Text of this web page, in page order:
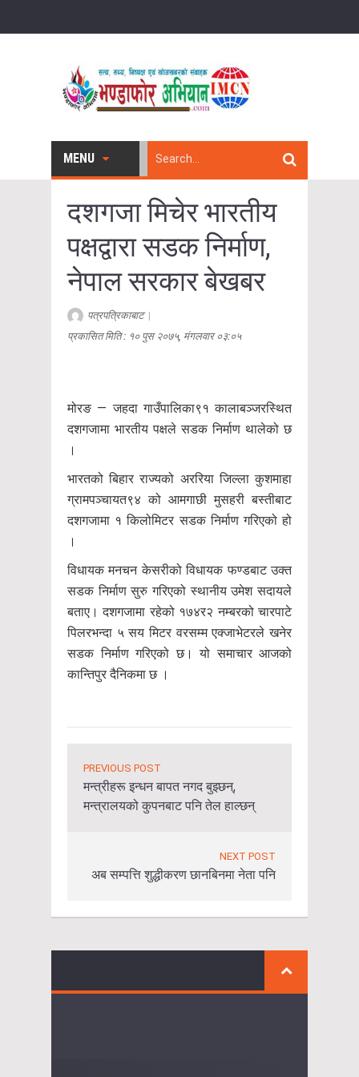
MENU
दशगजा मिचेर भारतीय
पक्षद्वारा सडक निर्माण,
नेपाल सरकार बेखबर
पत्रपत्रिकाबाट|
प्रकासित मिति : १० पुस २०७५, मंगलवार ०३:०५
मोरङ — जहदा गाउँपालिका९१ कालाबञ्जरस्थित
दशगजामा भारतीय पक्षले सडक निर्माण थालेको छ
।
भारतको बिहार राज्यको अररिया जिल्ला कुशमाहा
ग्रामपञ्चायत९४ को आमगाछी मुसहरी बस्तीबाट
दशगजामा १ किलोमिटर सडक निर्माण गरिएको हो
।
विधायक मनचन केसरीको विधायक फण्डबाट उक्त
सडक निर्माण सुरु गरिएको स्थानीय उमेश सदायले
बताए। दशगजामा रहेको १७४र२ नम्बरको चारपाटे
पिलरभन्दा ५ सय मिटर वरसम्म एक्जाभेटरले खनेर
सडक निर्माण गरिएको छ। यो समाचार आजको
कान्तिपुर दैनिकमा छ ।
PREVIOUS POST
मन्त्रीहरू इन्धन बापत नगद बुझ्छन्,
मन्त्रालयको कुपनबाट पनि तेल हाल्छन्
NEXT POST
अब सम्पत्ति शुद्धीकरण छानबिनमा नेता पनि